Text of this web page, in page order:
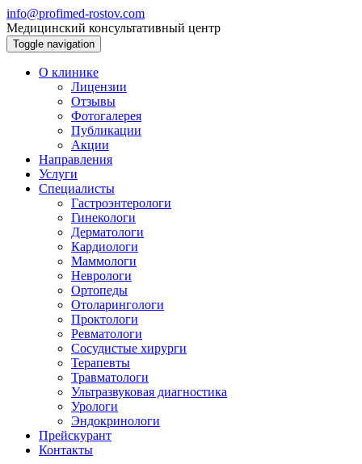
info@profimed-rostov.com
Медицинский консультативный центр
Toggle navigation
О клинике
Лицензии
Отзывы
Фотогалерея
Публикации
Акции
Направления
Услуги
Специалисты
Гастроэнтерологи
Гинекологи
Дерматологи
Кардиологи
Маммологи
Неврологи
Ортопеды
Отоларингологи
Проктологи
Ревматологи
Сосудистые хирурги
Терапевты
Травматологи
Ультразвуковая диагностика
Урологи
Эндокринологи
Прейскурант
Контакты